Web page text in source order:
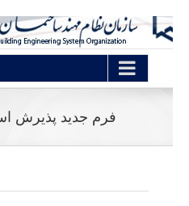
فرم جدید پذیرش اسناد